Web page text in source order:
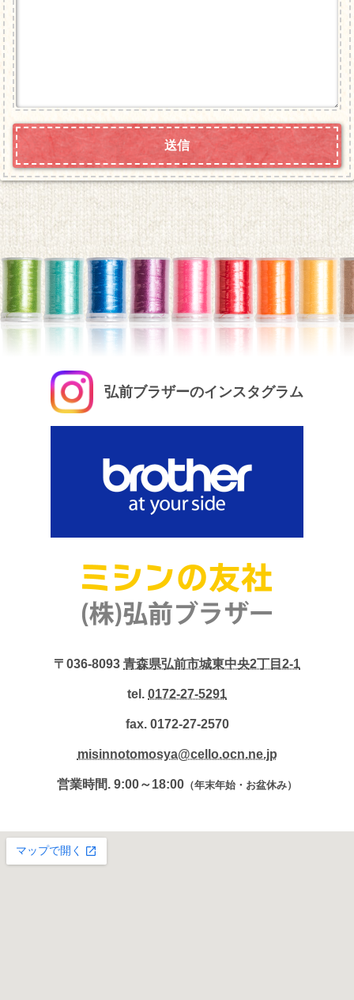
弘前ブラザーのインスタグラム
〒036-8093 青森県弘前市城東中央2丁目2-1
tel. 0172-27-5291
fax. 0172-27-2570
misinnotomosya@cello.ocn.ne.jp
営業時間. 9:00～18:00 （年末年始・お盆休み）